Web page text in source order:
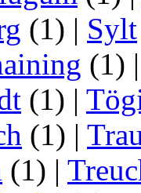
(1) | Sylt
(1) |
(1) |
(1) |
(1) |